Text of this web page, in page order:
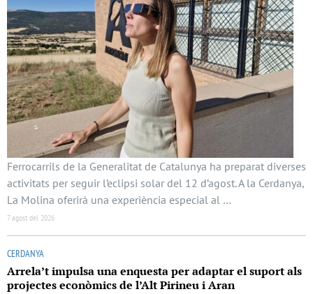
Ferrocarrils de la Generalitat de Catalunya ha preparat diverses
activitats per seguir l’eclipsi solar del 12 d’agost. A la Cerdanya,
La Molina oferirà una experiència especial al …
7 agost del 2026
CERDANYA
Arrela’t impulsa una enquesta per adaptar el suport als
projectes econòmics de l’Alt Pirineu i Aran